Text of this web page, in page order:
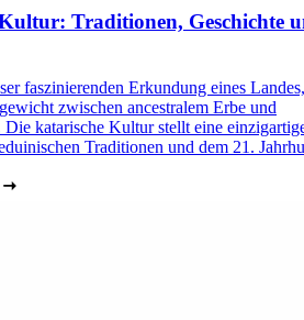
Traditionen, Geschichte
faszinierenden Erkundung eines
zwischen ancestralem Erbe und
katarische Kultur stellt eine
Traditionen und dem 21.